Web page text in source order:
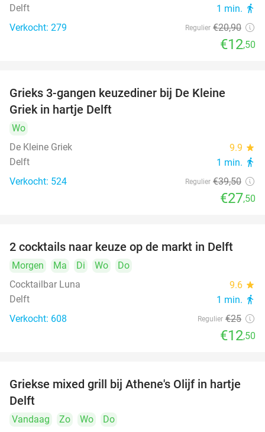
Delft 1 min. directions_walk
Verkocht: 279 Regulier €20,90
€12,50
Grieks 3-gangen keuzediner bij De Kleine
Griek in hartje Delft
Wo
De Kleine Griek
9.9 star
Delft 1 min. directions_walk
Verkocht: 524 Regulier €39,50
€27,50
50%
2 cocktails naar keuze op de markt in Delft
Morgen Ma Di Wo
Do
Cocktailbar Luna
9.6 star
Delft 1 min. directions_walk
Verkocht: 608 Regulier €25
€12,50
26%
Griekse mixed grill bij Athene's Olijf in hartje
Delft
Vandaag Zo Wo
Do